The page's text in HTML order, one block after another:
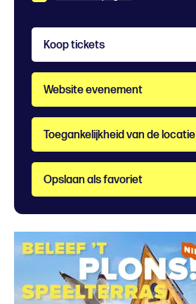
Koop tickets
Website evenement
Toegankelijkheid van de locatie
Opslaan als favoriet